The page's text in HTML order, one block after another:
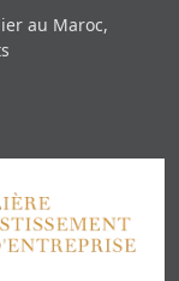
au Maroc,